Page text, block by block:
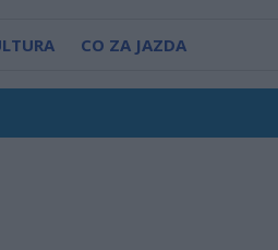
CO ZA JAZDA